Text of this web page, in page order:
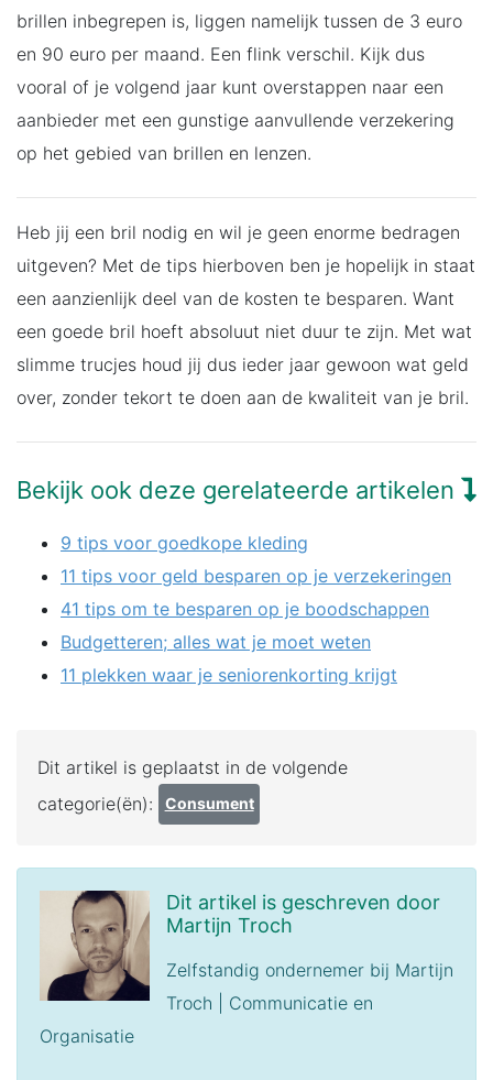
brillen inbegrepen is, liggen namelijk tussen de 3 euro
en 90 euro per maand. Een flink verschil. Kijk dus
vooral of je volgend jaar kunt overstappen naar een
aanbieder met een gunstige aanvullende verzekering
op het gebied van brillen en lenzen.
Heb jij een bril nodig en wil je geen enorme bedragen
uitgeven? Met de tips hierboven ben je hopelijk in staat
een aanzienlijk deel van de kosten te besparen. Want
een goede bril hoeft absoluut niet duur te zijn. Met wat
slimme trucjes houd jij dus ieder jaar gewoon wat geld
over, zonder tekort te doen aan de kwaliteit van je bril.
Bekijk ook deze gerelateerde artikelen
9 tips voor goedkope kleding
11 tips voor geld besparen op je verzekeringen
41 tips om te besparen op je boodschappen
Budgetteren; alles wat je moet weten
11 plekken waar je seniorenkorting krijgt
Dit artikel is geplaatst in de volgende
categorie(ën):
Consument
Dit artikel is geschreven door
Martijn Troch
Zelfstandig ondernemer bij Martijn
Troch | Communicatie en
Organisatie